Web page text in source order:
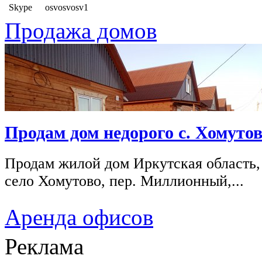
Skype
osvosvosv1
Продажа домов
Продам дом недорого с.
Продам жилой дом Иркутская
село Хомутово, пер. Миллионный,...
Аренда офисов
Реклама